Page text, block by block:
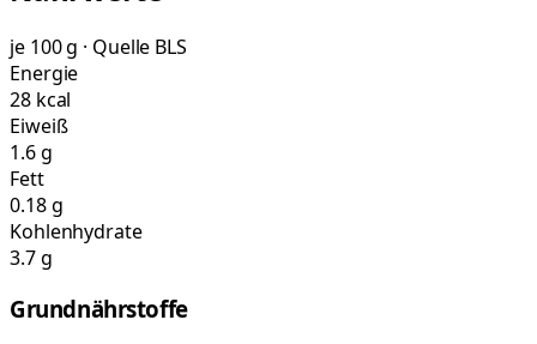
je 100 g · Quelle BLS
Energie
28 kcal
Eiweiß
1.6 g
Fett
0.18 g
Kohlenhydrate
3.7 g
Grundnährstoffe